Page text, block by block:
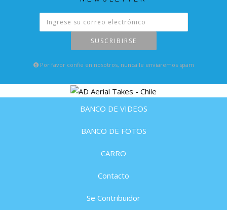
SUSCRIBIRSE
Por favor confie en nosotros, nunca le enviaremos spam
BANCO DE VIDEOS
BANCO DE FOTOS
CARRO
Contacto
Se Contribuidor